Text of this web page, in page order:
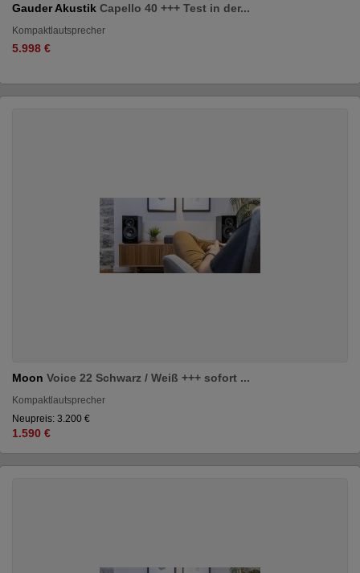
Gauder Akustik Capello 40 +++ Test in der...
Kompaktlautsprecher
5.998 €
Moon Voice 22 Schwarz / Weiß +++ sofort ...
Kompaktlautsprecher
Neupreis: 3.200 €
1.590 €